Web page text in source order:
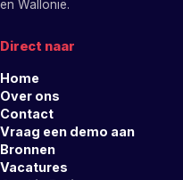
en Wallonië.
Direct naar
Home
Over ons
Contact
Vraag een demo aan
Bronnen
Vacatures